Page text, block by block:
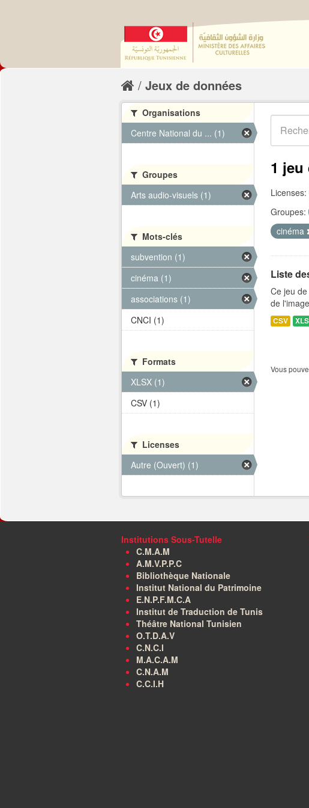
Jeux de données
1 jeu
Licenses:
Groupes:
cinéma
Liste
Ce jeu
de
CSV
Vous
Organisations
Centre National du ... (1)
Groupes
Arts audio-visuels (1)
Mots-clés
subvention (1)
cinéma (1)
associations (1)
CNCI (1)
Formats
XLSX (1)
CSV (1)
Licenses
Autre (Ouvert) (1)
Institutions Sous-Tutelle
C.M.A.M
A.M.V.P.P.C
Bibliothèque Nationale
Institut National du Patrimoine
E.N.P.F.M.C.A
Institut de Traduction de Tunis
Théâtre National Tunisien
O.T.D.A.V
C.N.C.I
M.A.C.A.M
C.N.A.M
C.C.I.H